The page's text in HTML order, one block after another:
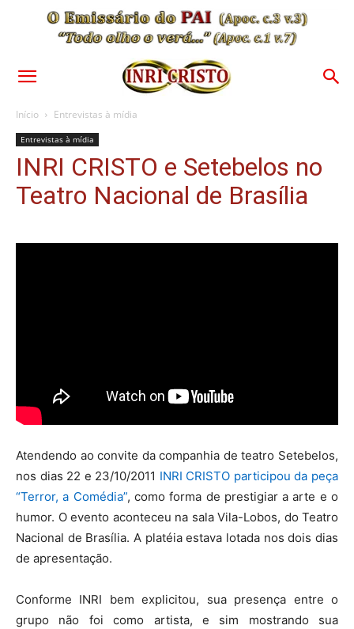
Início Entrevistas à mídia
Entrevistas à mídia
INRI CRISTO e Setebelos no
Teatro Nacional de Brasília
Atendendo ao convite da companhia de teatro Setebelos,
nos dias 22 e 23/10/2011 INRI CRISTO participou da peça
“Terror, a Comédia”, como forma de prestigiar a arte e o
humor. O evento aconteceu na sala Vila-Lobos, do Teatro
Nacional de Brasília. A platéia estava lotada nos dois dias
de apresentação.
Conforme INRI bem explicitou, sua presença entre o
grupo não foi como artista, e sim mostrando sua